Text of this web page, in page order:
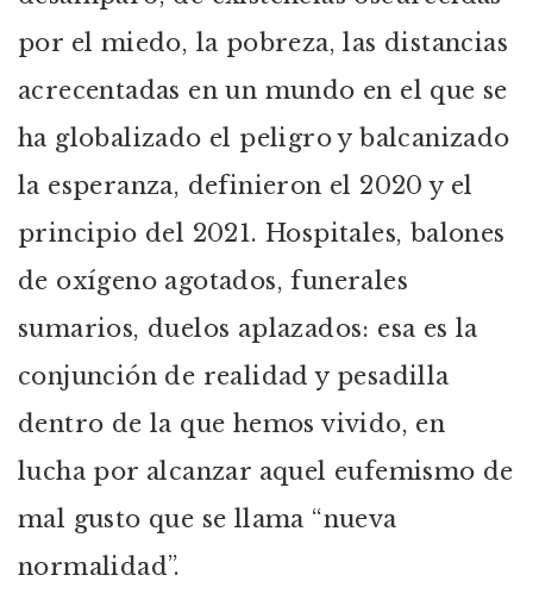
por el miedo, la pobreza, las distancias
acrecentadas en un mundo en el que se
ha globalizado el peligro y balcanizado
la esperanza, definieron el 2020 y el
principio del 2021. Hospitales, balones
de oxígeno agotados, funerales
sumarios, duelos aplazados: esa es la
conjunción de realidad y pesadilla
dentro de la que hemos vivido, en
lucha por alcanzar aquel eufemismo de
mal gusto que se llama “nueva
normalidad”.